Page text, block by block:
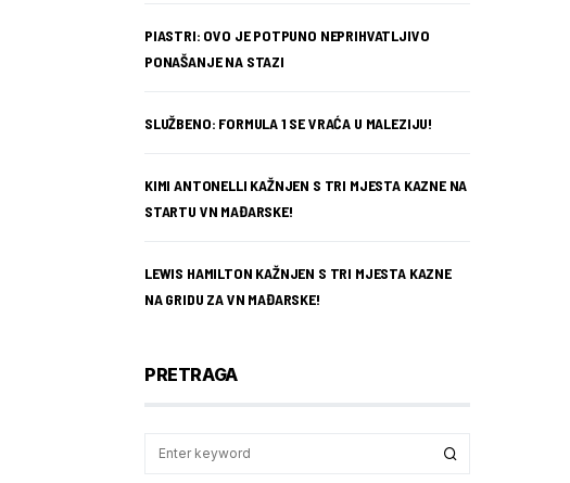
PIASTRI: OVO JE POTPUNO NEPRIHVATLJIVO
PONAŠANJE NA STAZI
SLUŽBENO: FORMULA 1 SE VRAĆA U MALEZIJU!
KIMI ANTONELLI KAŽNJEN S TRI MJESTA KAZNE NA
STARTU VN MAĐARSKE!
LEWIS HAMILTON KAŽNJEN S TRI MJESTA KAZNE
NA GRIDU ZA VN MAĐARSKE!
PRETRAGA